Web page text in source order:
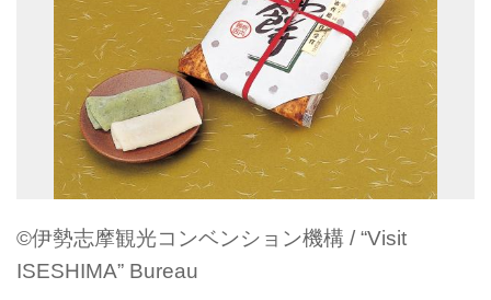
©伊勢志摩観光コンベンション機構 / “Visit
ISESHIMA” Bureau